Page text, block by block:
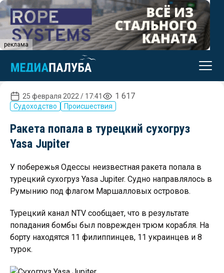
реклама
25 февраля 2022 / 17:41 1 617
Судоходство Происшествия
Ракета попала в турецкий сухогруз
Yasa Jupiter
У побережья Одессы неизвестная ракета попала в
турецкий сухогруз Yasa Jupiter. Судно направлялось в
Румынию под флагом Маршалловых островов.
Турецкий канал NTV сообщает, что в результате
попадания бомбы был поврежден трюм корабля. На
борту находятся 11 филиппинцев, 11 украинцев и 8
турок.